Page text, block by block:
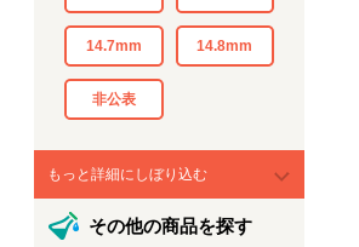
14.7mm 14.8mm
非公表
もっと詳細にしぼり込む
その他の商品を探す